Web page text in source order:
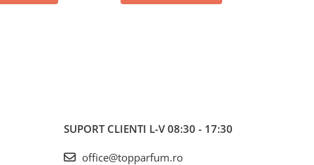
SUPORT CLIENTI L-V 08:30 - 17:30
office@topparfum.ro